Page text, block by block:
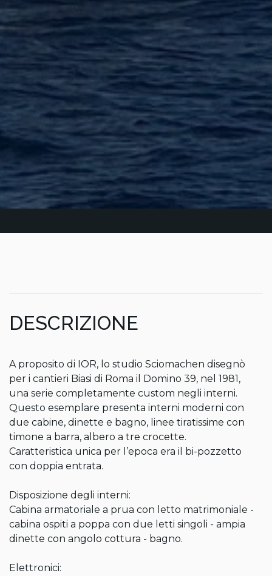
DESCRIZIONE
A proposito di IOR, lo studio Sciomachen disegnò
per i cantieri Biasi di Roma il Domino 39, nel 1981,
una serie completamente custom negli interni.
Questo esemplare presenta interni moderni con
due cabine, dinette e bagno, linee tiratissime con
timone a barra, albero a tre crocette.
Caratteristica unica per l’epoca era il bi-pozzetto
con doppia entrata.
Disposizione degli interni:
Cabina armatoriale a prua con letto matrimoniale -
cabina ospiti a poppa con due letti singoli - ampia
dinette con angolo cottura - bagno.
Elettronici: